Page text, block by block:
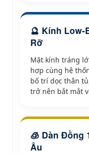
🔮 Kính Low-
Rỡ
Mặt kính tráng
hợp cùng hệ
bố trí dọc thân
trở nên bắt mắt
🧊 Dàn Đồng
Âu